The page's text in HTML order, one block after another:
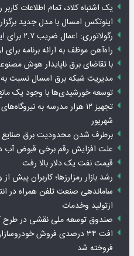
یک اشتباه کلاد، تمام اطلاعات کاربر
اینوتکس امسال با مدل جدید
رگولاتوری: اعمال ضریب ۲.۷ برای اینترنت بین‌الملل صحت ندارد
راه‌آهن موظف به ارائه برنامه
با تقاضای برق ناپایدار هوش
مدیریت شبکه برق امسال نسبت
توسعه خورشیدی‌ها با وجود یک
شهریور
برطرف شدن محدودیت‌ برق صنایع
علت افزایش رقم برخی قبوض آب
قیمت نفت یک دلار بالا رفت
رشد بازار رمزارزها؛ کاربران پیش
ساماندهی صنعت تلفن همراه در
ازتولید وخدمات
صندوق توسعه ملی نقشی در طرح
فروخته شد